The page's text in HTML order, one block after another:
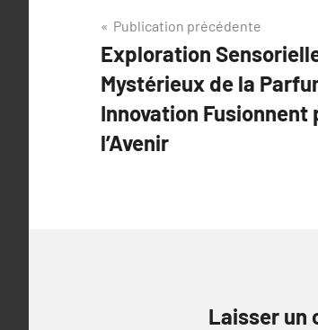
Navigation
de
l’article
Publication précédente
Exploration
Mystérieux de la
Innovation Fusionnent
l’Avenir
Laisser un